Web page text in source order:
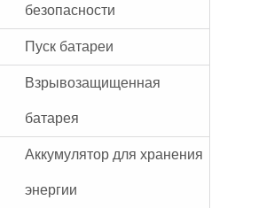
безопасности
Пуск батареи
Взрывозащищенная
батарея
Аккумулятор для хранения
энергии